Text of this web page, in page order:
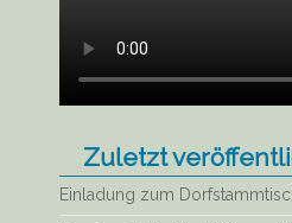
Zuletzt
Einladung zum